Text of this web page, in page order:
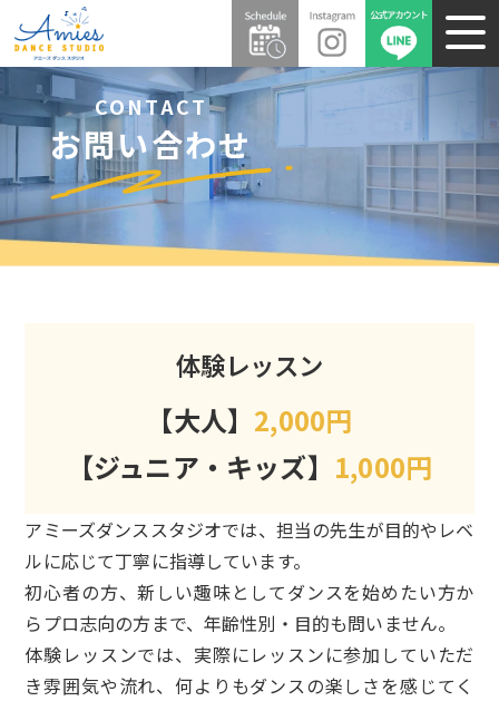
CONTACT
お問い合わせ
体験レッスン
【大人】 2,000円
【ジュニア・キッズ】 1,000円
アミーズダンススタジオでは、担当の先生が目的やレベ
ルに応じて丁寧に指導しています。
初心者の方、新しい趣味としてダンスを始めたい方か
らプロ志向の方まで、年齢性別・目的も問いません。
体験レッスンでは、実際にレッスンに参加していただ
き雰囲気や流れ、何よりもダンスの楽しさを感じてく